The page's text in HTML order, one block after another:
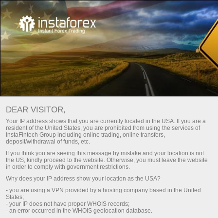
การตรวจสอบ PAMM
ดาวน์โหลดแพลนฟอร์มสำหรับการเทรด Metatrader
All
accounts
Portfolios
Compare
(0)
All accounts (lite) All accounts (full)
DEAR VISITOR,
Your IP address shows that you are currently located in the USA. If you are a
resident of the United States, you are prohibited from using the services of
InstaFintech Group including online trading, online transfers,
deposit/withdrawal of funds, etc.
If you think you are seeing this message by mistake and your location is not
the US, kindly proceed to the website. Otherwise, you must leave the website
in order to comply with government restrictions.
Why does your IP address show your location as the USA?
- you are using a VPN provided by a hosting company based in the United
States;
- your IP does not have proper WHOIS records;
- an error occurred in the WHOIS geolocation database.